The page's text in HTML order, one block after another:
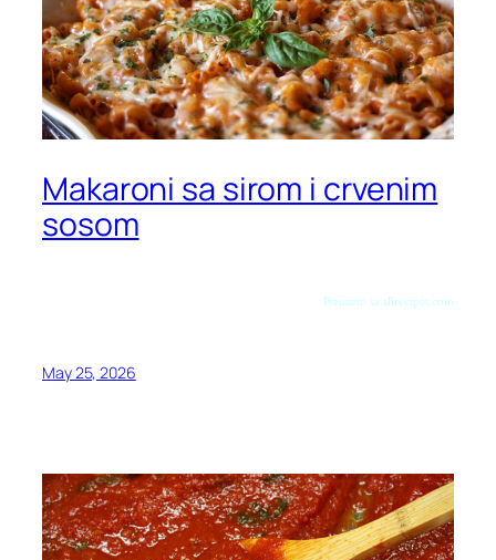
Makaroni sa sirom i crvenim
sosom
Preuzeto sa allrecipes.com
May 25, 2026